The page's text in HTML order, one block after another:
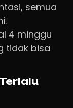
semua
4 minggu
tidak bisa